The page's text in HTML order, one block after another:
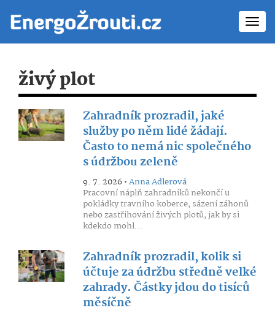
živý plot
Zahradník prozradil, jaké
služby po něm lidé žádají.
Často to nemá nic společného
s údržbou zeleně
9. 7. 2026 •Anna Adlerová
Pracovní náplň zahradníků nekončí u
pokládky travního koberce, sázení záhonů
nebo zastřihování živých plotů, jak by si
kdekdo mohl...
Zahradník prozradil, kolik si
účtuje za údržbu středně velké
zahrady. Částky jdou do tisíců
měsíčně